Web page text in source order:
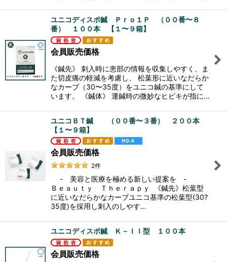
ユニコディスポ鍼 Ｐｒｏ１Ｐ （００番〜８
番） １００本 【１〜９箱】
会員販売価格
《鍼先》 刺入時に患部の情報を収集しやすく、ま
た切皮痛の軽減を考慮し、 松葉形に近いなだらか
なカーブ（30〜35度）をユニコ鍼の基準にして
います。 《鍼体》 運鍼時の微妙なヒビキが指に…
ユニコＢＴ鍼 （００番〜３番） ２００本
【１〜９箱】
会員販売価格
2件
- 美容と医療を極める新しい提案を -
Ｂｅａｕｔｙ Ｔｈｅｒａｐｙ 《鍼先》松葉型
に近いなだらかなカーブユニコ基準の松葉型(30?
35度)を採用し刺入のしやす…
ユニコディスポ鍼 Ｋ－ＩＩ型 １００本
会員販売価格